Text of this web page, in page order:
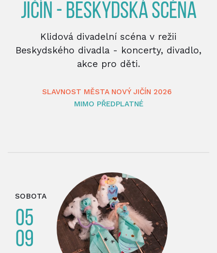
JIČÍN - BESKYDSKÁ SCÉNA
Klidová divadelní scéna v režii
Beskydského divadla - koncerty, divadlo,
akce pro děti.
SLAVNOST MĚSTA NOVÝ JIČÍN 2026
MIMO PŘEDPLATNÉ
SOBOTA
05
09